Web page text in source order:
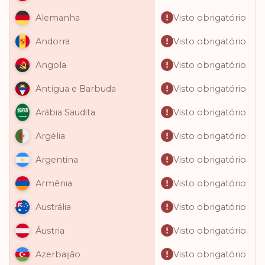
Alemanha Visto obrigatório
Andorra Visto obrigatório
Angola Visto obrigatório
Antígua e Barbuda Visto obrigatório
Arábia Saudita Visto obrigatório
Argélia Visto obrigatório
Argentina Visto obrigatório
Armênia Visto obrigatório
Austrália Visto obrigatório
Áustria Visto obrigatório
Azerbaijão Visto obrigatório